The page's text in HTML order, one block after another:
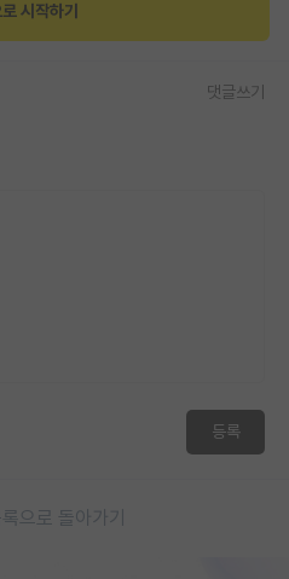
시작하기
댓글쓰기
등록
으로 돌아가기